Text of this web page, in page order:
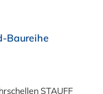
Baureihe
STAUFF